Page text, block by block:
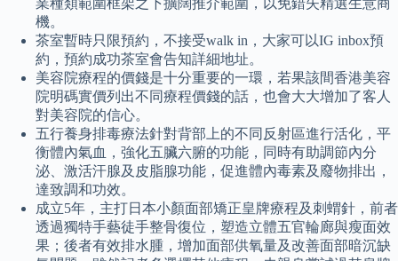
業種類範圍框架之下擴闊推介範圍，以免錯失精選生意商
機。
茶室暫時只限預約，不接受walk in，大家可以IG inbox預
約，預約成功茶室會告知詳細地址。
美容院療程的價錢是十分重要的一環，若果該間香港美容
院明碼實價列出不同療程價錢的話，也會大大增加了客人
對美容院的信心。
五行養身排毒療法針對背部上的不同反射區進行活化，平
衡體內氣血，強化五臟六腑的功能，同時有助調節內分
泌、激活汗腺及皮脂腺功能，促進體內毒素及廢物排出，
達致調和功效。
成立5年，主打日本小顏面部矯正皇牌療程及刺蝟針，前者
透過獨特手藝徒手整骨復位，塑造立體五官輪廊與瘦面效
果；後者有效排水腫，增加面部供氧量及改善面部暗沉缺